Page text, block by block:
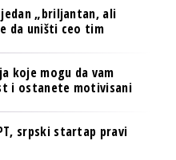
„briljantan, ali
da uništi ceo tim
koje mogu da vam
i ostanete motivisani
srpski startap pravi